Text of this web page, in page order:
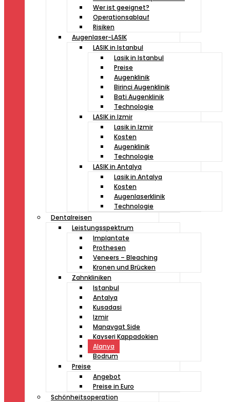
Wer ist geeignet?
Operationsablauf
Risiken
Augenlaser-LASIK
LASIK in Istanbul
Lasik in Istanbul
Preise
Augenklinik
Birinci Augenklinik
Bati Augenklinik
Technologie
LASIK in Izmir
Lasik in Izmir
Kosten
Augenklinik
Technologie
LASIK in Antalya
Lasik in Antalya
Kosten
Augenlaserklinik
Technologie
Dentalreisen
Leistungsspektrum
Implantate
Prothesen
Veneers – Bleaching
Kronen und Brücken
Zahnkliniken
Istanbul
Antalya
Kusadasi
Izmir
Manavgat Side
Kayseri Kappadokien
Alanya
Bodrum
Preise
Angebot
Preise in Euro
Schönheitsoperation